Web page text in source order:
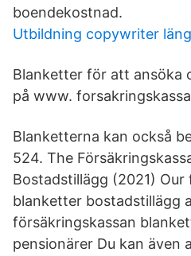
boendekostnad.
Utbildning copywriter
Blanketter för att ansöka
på www.
Blanketterna kan också
524. The
Bostadstillägg (2021) Our
blanketter bostadstillägg
försäkringskassan
pensionärer Du kan även